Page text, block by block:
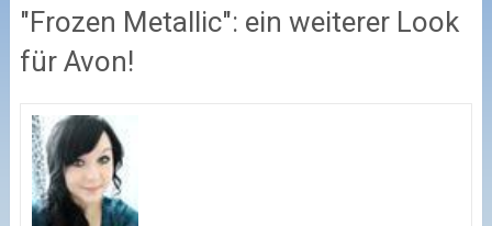
"Frozen Metallic": ein weiterer Look
für Avon!